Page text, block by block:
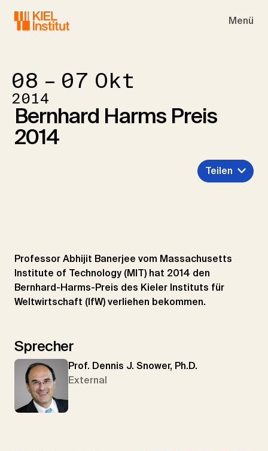
Menü
08 – 07 Okt
2014
Bernhard Harms Preis
2014
Teilen
Professor Abhijit Banerjee vom Massachusetts
Institute of Technology (MIT) hat 2014 den
Bernhard-Harms-Preis des Kieler Instituts für
Weltwirtschaft (IfW) verliehen bekommen.
Sprecher
Prof. Dennis J. Snower, Ph.D.
External